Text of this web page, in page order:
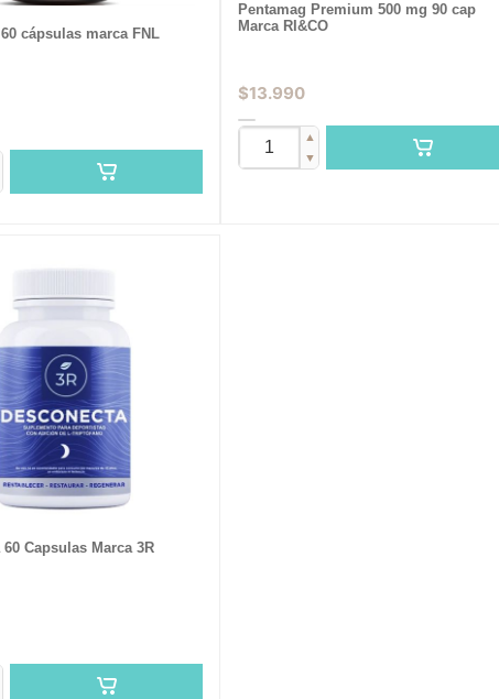
cápsulas marca FNL
Pentamag Premium 500 mg 90 cap
Marca RI&CO
$13.990
▲
▼
60 Capsulas Marca 3R